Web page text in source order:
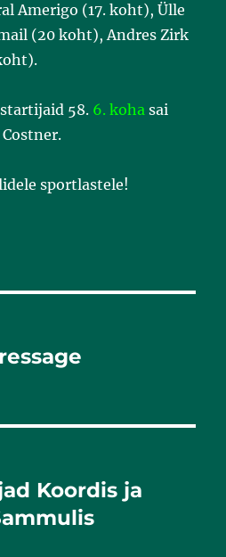
Amerigo (17. koht), Ülle
(20 koht), Andres Zirk
58. 6. koha sai
sportlastele!
Koordis ja